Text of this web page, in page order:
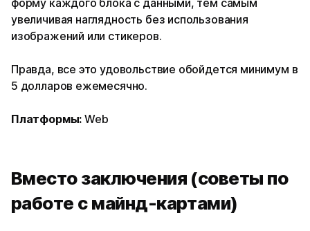
форму каждого блока с данными, тем самым
увеличивая наглядность без использования
изображений или стикеров.
Правда, все это удовольствие обойдется минимум в
5 долларов ежемесячно.
Платформы: Web
Вместо заключения (советы по
работе с майнд-картами)